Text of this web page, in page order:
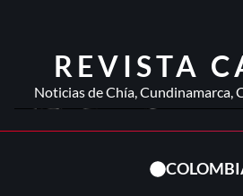
REVISTA
Noticias de Chía, Cundinamarca,